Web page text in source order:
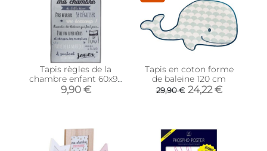
Tapis règles de la
chambre enfant 60x90
cm (Little héros - gris)
9,90 €
Tapis en coton forme
de baleine 120 cm
29,90 € 24,22 €